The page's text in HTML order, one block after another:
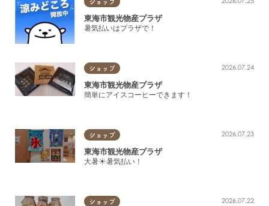
美術館・博物館・図書館
東海市観光物産プラザ
暑気払いはプラザで！
ショップ 2026.07.24
東海市観光物産プラザ
簡単にアイスコーヒーできます！
ショップ 2026.07.23
東海市観光物産プラザ
大暑☀暑気払い！
ショップ 2026.07.22